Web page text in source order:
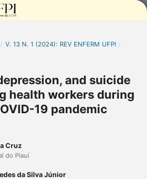
/ V. 13 N. 1 (2024): REV ENFERM UFPI /
and suicide
health workers during
19 pandemic
Cruz
do Piauí
da Silva Júnior